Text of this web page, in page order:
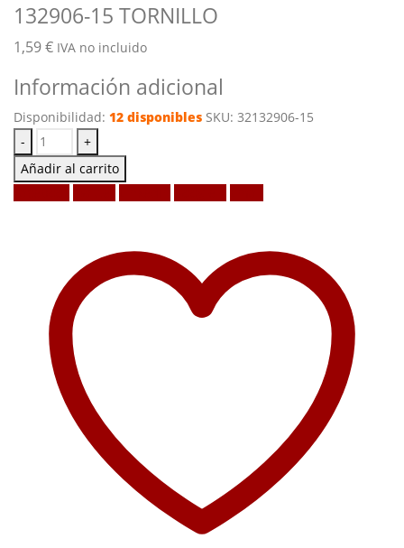
132906-15 TORNILLO
1,59€ IVA no incluido
Información adicional
Disponibilidad: 12 disponibles SKU: 32132906-15
-
+
Añadir al carrito